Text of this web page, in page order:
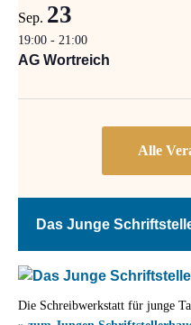
Sep. 23
19:00 - 21:00
AG Wortreich
Das Junge
Die Schreibwerkstatt für junge